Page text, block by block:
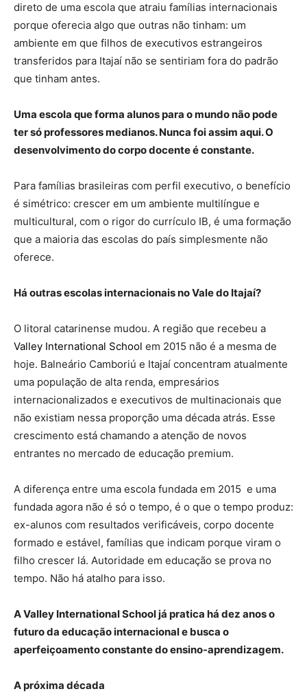
direto de uma escola que atraiu famílias internacionais
porque oferecia algo que outras não tinham: um
ambiente em que filhos de executivos estrangeiros
transferidos para Itajaí não se sentiriam fora do padrão
que tinham antes.
Uma escola que forma alunos para o mundo não pode
ter só professores medianos. Nunca foi assim aqui. O
desenvolvimento do corpo docente é constante.
Para famílias brasileiras com perfil executivo, o benefício
é simétrico: crescer em um ambiente multilíngue e
multicultural, com o rigor do currículo IB, é uma formação
que a maioria das escolas do país simplesmente não
oferece.
Há outras escolas internacionais no Vale do Itajaí?
O litoral catarinense mudou. A região que recebeu a
Valley International School em 2015 não é a mesma de
hoje. Balneário Camboriú e Itajaí concentram atualmente
uma população de alta renda, empresários
internacionalizados e executivos de multinacionais que
não existiam nessa proporção uma década atrás. Esse
crescimento está chamando a atenção de novos
entrantes no mercado de educação premium.
A diferença entre uma escola fundada em 2015 e uma
fundada agora não é só o tempo, é o que o tempo produz:
ex-alunos com resultados verificáveis, corpo docente
formado e estável, famílias que indicam porque viram o
filho crescer lá. Autoridade em educação se prova no
tempo. Não há atalho para isso.
A Valley International School já pratica há dez anos o
futuro da educação internacional e busca o
aperfeiçoamento constante do ensino-aprendizagem.
A próxima década